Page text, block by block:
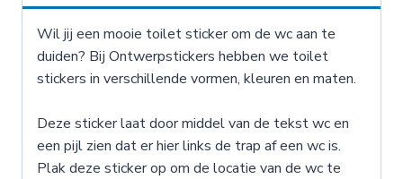
Wil jij een mooie toilet sticker om de wc aan te
duiden? Bij Ontwerpstickers hebben we toilet
stickers in verschillende vormen, kleuren en maten.
Deze sticker laat door middel van de tekst wc en
een pijl zien dat er hier links de trap af een wc is.
Plak deze sticker op om de locatie van de wc te